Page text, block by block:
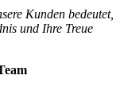
Kunden bedeutet,
und Ihre Treue